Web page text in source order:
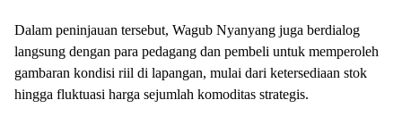
Dalam peninjauan tersebut, Wagub Nyanyang juga berdialog
langsung dengan para pedagang dan pembeli untuk memperoleh
gambaran kondisi riil di lapangan, mulai dari ketersediaan stok
hingga fluktuasi harga sejumlah komoditas strategis.